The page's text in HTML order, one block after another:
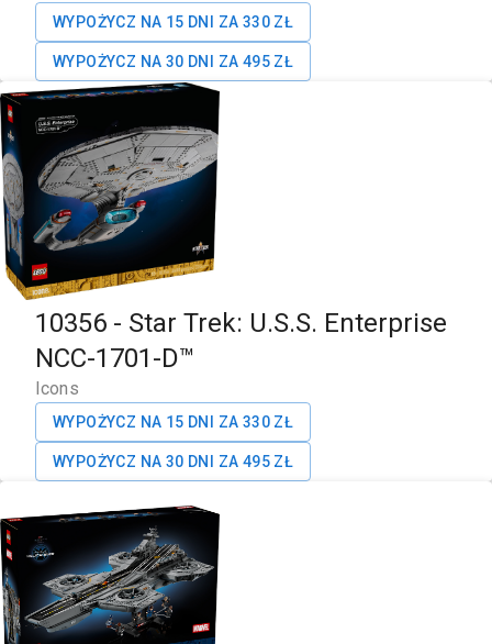
WYPOŻYCZ NA 15 DNI ZA 330 ZŁ
WYPOŻYCZ NA 30 DNI ZA 495 ZŁ
10356 - Star Trek: U.S.S. Enterprise
NCC-1701-D™
Icons
WYPOŻYCZ NA 15 DNI ZA 330 ZŁ
WYPOŻYCZ NA 30 DNI ZA 495 ZŁ